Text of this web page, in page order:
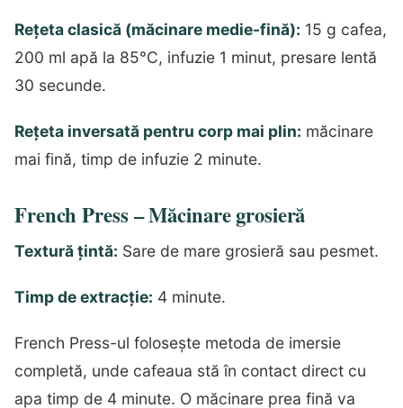
Rețeta clasică (măcinare medie-fină): 15 g cafea,
200 ml apă la 85°C, infuzie 1 minut, presare lentă
30 secunde.
Rețeta inversată pentru corp mai plin: măcinare
mai fină, timp de infuzie 2 minute.
French Press – Măcinare grosieră
Textură țintă: Sare de mare grosieră sau pesmet.
Timp de extracție: 4 minute.
French Press-ul folosește metoda de imersie
completă, unde cafeaua stă în contact direct cu
apa timp de 4 minute. O măcinare prea fină va